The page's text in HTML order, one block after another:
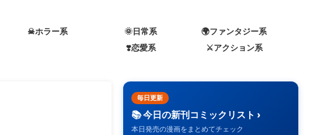
☠ホラー系 🌞日常系
🌍️ファンタジー系
❣️恋愛系
⚔️アクション系
毎日更新
📚 今日の新刊コミックリスト ›
本日発売の漫画をまとめてチェック